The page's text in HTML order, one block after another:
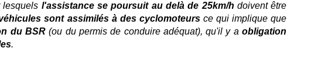
l'assistance se poursuit au delà de 25km/h doivent être
sont assimilés à des cyclomoteursce qui implique que
du BSR(ou du permis de conduire adéquat), qu'il y aobligation
.